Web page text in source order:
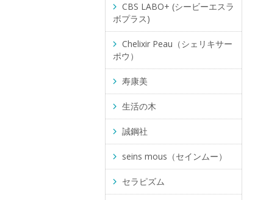
CBS LABO+ (シービーエスラ
ボプラス)
Chelixir Peau（シェリキサー
ポウ）
寿康美
生活の木
誠鋼社
seins mous（セインムー）
セラピズム